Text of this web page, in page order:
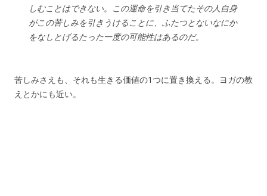
しむことはできない。この運命を引き当てたその人自身
がこの苦しみを引きうけることに、ふたつとないなにか
をなしとげるたった一度の可能性はあるのだ。
苦しみさえも、それも生きる価値の1つに置き換える。ヨガの教
えとかにも近い。